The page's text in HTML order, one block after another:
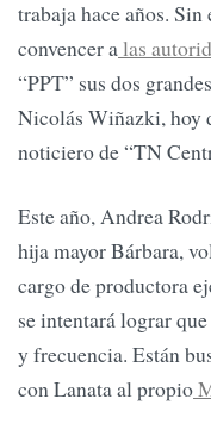
trabaja hace años.
convencer alas
“PPT” sus dos
Nicolás Wiñazki, hoy
noticiero de “TN
Este año, Andrea
hija mayor Bárbara,
cargo de productora
se intentará lograr
y frecuencia. Están
con Lanata al propio